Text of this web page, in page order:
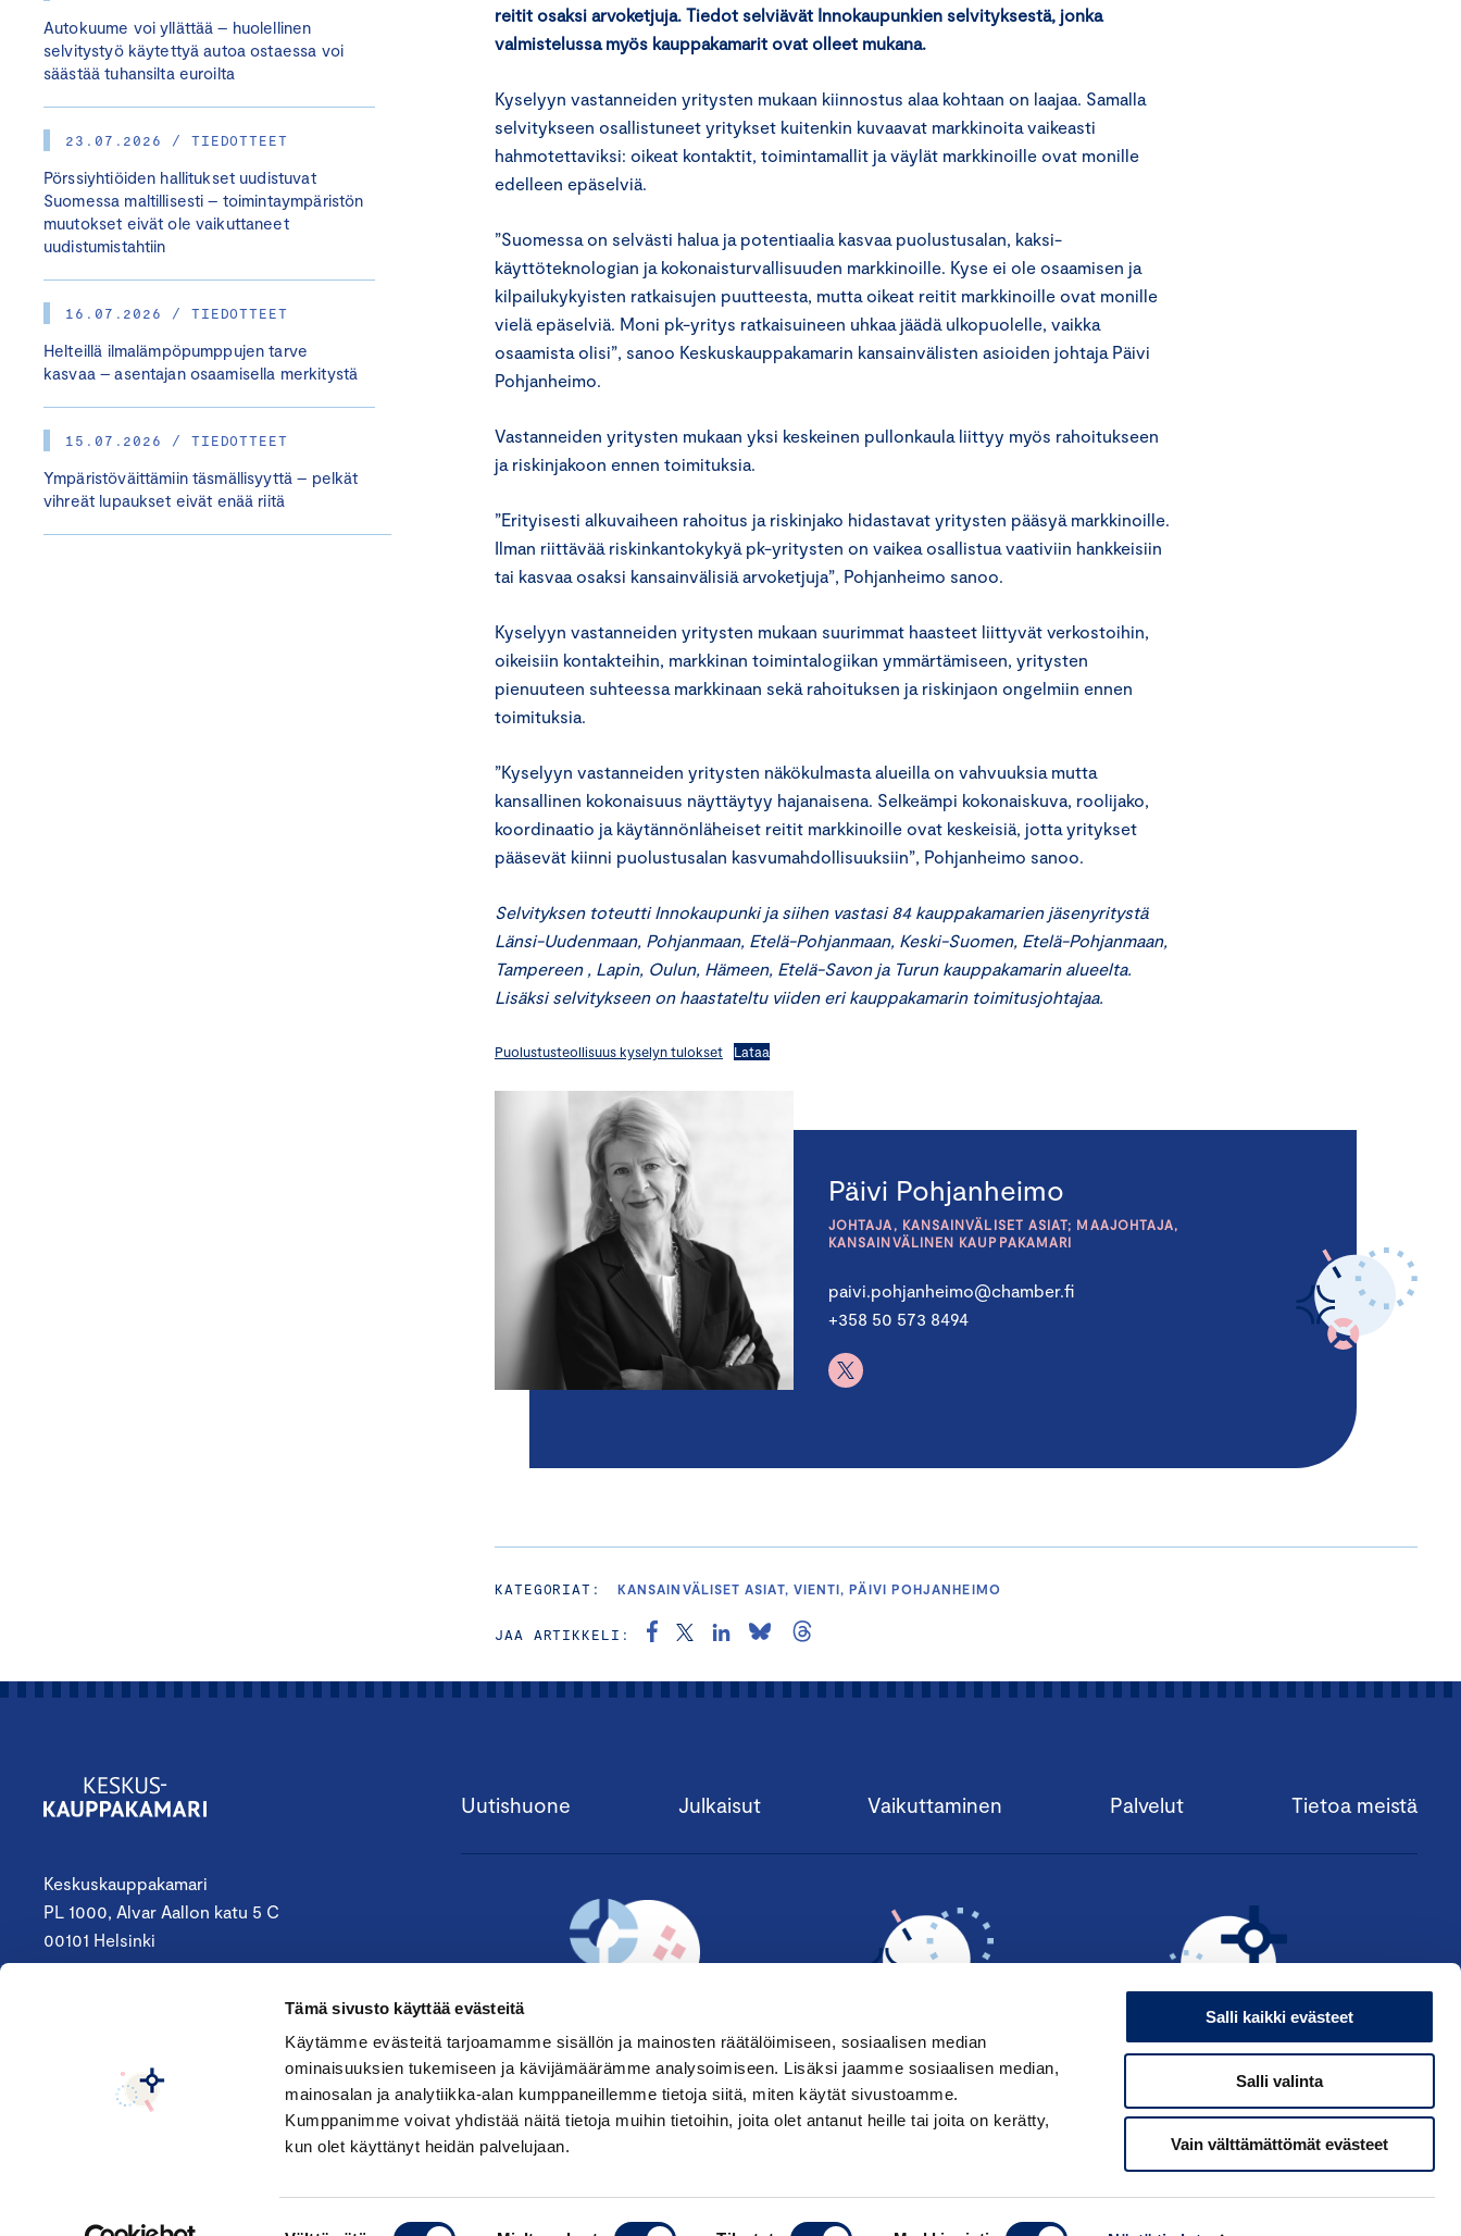
Tämä sivusto käyttää evästeitä
Käytämme evästeitä tarjoamamme sisällön ja mainosten räätälöimiseen, sosiaalisen median
ominaisuuksien tukemiseen ja kävijämäärämme analysoimiseen. Lisäksi jaamme sosiaalisen median,
mainosalan ja analytiikka-alan kumppaneillemme tietoja siitä, miten käytät sivustoamme.
Kumppanimme voivat yhdistää näitä tietoja muihin tietoihin, joita olet antanut heille tai joita on kerätty,
kun olet käyttänyt heidän palvelujaan.
Salli kaikki evästeet
Salli valinta
Vain välttämättömät evästeet
Autokuume voi yllättää – huolellinen
selvitystyö käytettyä autoa ostaessa voi
säästää tuhansilta euroilta
23.07.2026 / TIEDOTTEET
Pörssiyhtiöiden hallitukset uudistuvat
Suomessa maltillisesti – toimintaympäristön
muutokset eivät ole vaikuttaneet
uudistumistahtiin
16.07.2026 / TIEDOTTEET
Helteillä ilmalämpöpumppujen tarve
kasvaa – asentajan osaamisella merkitystä
15.07.2026 / TIEDOTTEET
Ympäristöväittämiin täsmällisyyttä – pelkät
vihreät lupaukset eivät enää riitä
reitit osaksi arvoketjuja. Tiedot selviävät Innokaupunkien selvityksestä, jonka
valmistelussa myös kauppakamarit ovat olleet mukana.
Kyselyyn vastanneiden yritysten mukaan kiinnostus alaa kohtaan on laajaa. Samalla
selvitykseen osallistuneet yritykset kuitenkin kuvaavat markkinoita vaikeasti
hahmotettaviksi: oikeat kontaktit, toimintamallit ja väylät markkinoille ovat monille
edelleen epäselviä.
”Suomessa on selvästi halua ja potentiaalia kasvaa puolustusalan, kaksi-
käyttöteknologian ja kokonaisturvallisuuden markkinoille. Kyse ei ole osaamisen ja
kilpailukykyisten ratkaisujen puutteesta, mutta oikeat reitit markkinoille ovat monille
vielä epäselviä. Moni pk-yritys ratkaisuineen uhkaa jäädä ulkopuolelle, vaikka
osaamista olisi”, sanoo Keskuskauppakamarin kansainvälisten asioiden johtaja Päivi
Pohjanheimo.
Vastanneiden yritysten mukaan yksi keskeinen pullonkaula liittyy myös rahoitukseen
ja riskinjakoon ennen toimituksia.
”Erityisesti alkuvaiheen rahoitus ja riskinjako hidastavat yritysten pääsyä markkinoille.
Ilman riittävää riskinkantokykyä pk-yritysten on vaikea osallistua vaativiin hankkeisiin
tai kasvaa osaksi kansainvälisiä arvoketjuja”, Pohjanheimo sanoo.
Kyselyyn vastanneiden yritysten mukaan suurimmat haasteet liittyvät verkostoihin,
oikeisiin kontakteihin, markkinan toimintalogiikan ymmärtämiseen, yritysten
pienuuteen suhteessa markkinaan sekä rahoituksen ja riskinjaon ongelmiin ennen
toimituksia.
”Kyselyyn vastanneiden yritysten näkökulmasta alueilla on vahvuuksia mutta
kansallinen kokonaisuus näyttäytyy hajanaisena. Selkeämpi kokonaiskuva, roolijako,
koordinaatio ja käytännönläheiset reitit markkinoille ovat keskeisiä, jotta yritykset
pääsevät kiinni puolustusalan kasvumahdollisuuksiin”, Pohjanheimo sanoo.
Selvityksen toteutti Innokaupunki ja siihen vastasi 84 kauppakamarien jäsenyritystä
Länsi-Uudenmaan, Pohjanmaan, Etelä-Pohjanmaan, Keski-Suomen, Etelä-Pohjanmaan,
Tampereen , Lapin, Oulun, Hämeen, Etelä-Savon ja Turun kauppakamarin alueelta.
Lisäksi selvitykseen on haastateltu viiden eri kauppakamarin toimitusjohtajaa.
Puolustusteollisuus kyselyn tulokset Lataa
Päivi Pohjanheimo
JOHTAJA, KANSAINVÄLISET ASIAT; MAAJOHTAJA,
KANSAINVÄLINEN KAUPPAKAMARI
paivi.pohjanheimo@chamber.fi
+358 50 573 8494
KATEGORIAT: KANSAINVÄLISET ASIAT, VIENTI, PÄIVI POHJANHEIMO
JAA ARTIKKELI:
Keskuskauppakamari
PL 1000, Alvar Aallon katu 5 C
00101 Helsinki
keskuskauppakamari@chamber.fi
Seuraa meitä:
Uutishuone Julkaisut Vaikuttaminen Palvelut Tietoa meistä
TILAA UUTISKIRJE › LIITY JÄSENEKSI › HAE ANSIOMERKKIÄ ›